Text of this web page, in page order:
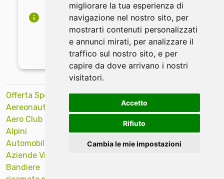
migliorare la tua esperienza di
navigazione nel nostro sito, per
mostrarti contenuti personalizzati
e annunci mirati, per analizzare il
traffico sul nostro sito, e per
capire da dove arrivano i nostri
visitatori.
Accetto
Rifiuto
Cambia le mie impostazioni
P.I. 02495430239
C.F. BNF MHL 66L31 L781A
Reg. Imprese 154040/96
R.E.A. 242571
Offerta Speciale
Aereonautica
Aero Club
Alpini
Automobili
Aziende Vinicole
Bandiere
Idee ed
applicazioni
Jeans
Loghi Famosi
Rescue
Scuole
Scuole Sci Club